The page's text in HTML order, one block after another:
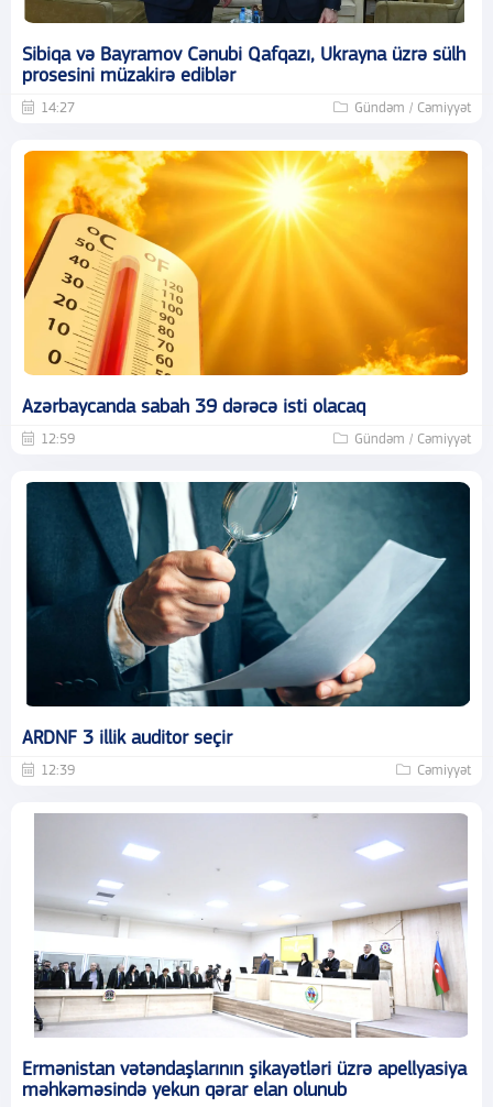
Sibiqa və Bayramov Cənubi Qafqazı, Ukrayna üzrə sülh
prosesini müzakirə ediblər
14:27 Gündəm / Cəmiyyət
Azərbaycanda sabah 39 dərəcə isti olacaq
12:59 Gündəm / Cəmiyyət
ARDNF 3 illik auditor seçir
12:39 Cəmiyyət
Ermənistan vətəndaşlarının şikayətləri üzrə apellyasiya
məhkəməsində yekun qərar elan olunub